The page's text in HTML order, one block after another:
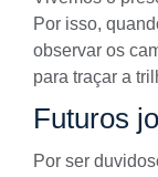
Por isso,
observar os
para traçar a
Futuros
Por ser